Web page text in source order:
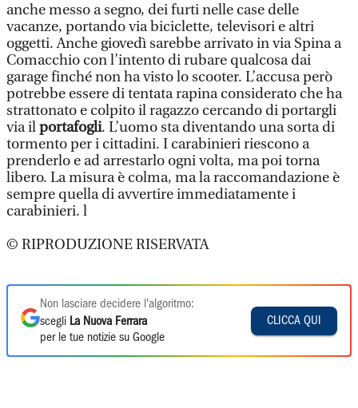
anche messo a segno, dei furti nelle case delle
vacanze, portando via biciclette, televisori e altri
oggetti. Anche giovedì sarebbe arrivato in via Spina a
Comacchio con l’intento di rubare qualcosa dai
garage finché non ha visto lo scooter. L’accusa però
potrebbe essere di tentata rapina considerato che ha
strattonato e colpito il ragazzo cercando di portargli
via ilportafogli. L’uomo sta diventando una sorta di
tormento per i cittadini. I carabinieri riescono a
prenderlo e ad arrestarlo ogni volta, ma poi torna
libero. La misura è colma, ma la raccomandazione è
sempre quella di avvertire immediatamente i
carabinieri. l
© RIPRODUZIONE RISERVATA
Non lasciare decidere l'algoritmo:
scegli La Nuova Ferrara
per le tue notizie su Google
CLICCA QUI